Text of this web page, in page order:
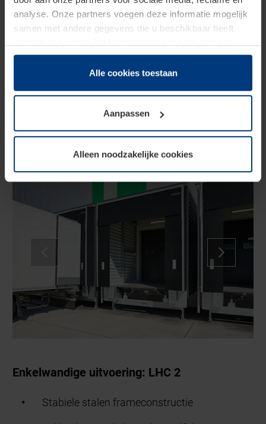
analyse. Onze partners voegen deze informatie mogelijk
samen met andere gegevens die u beschikbaar heeft
dienstverlening hebben verzameld.
Juridisch zijn wij gerechtigd om cookies op uw computer
onze pagina's absoluut noodzakelijk is. Voor alle andere
soorten cookies is uw toestemming vereist. Uw
toestemming kunt u op elk moment bij de uitleg van de
wijzigen of herroepen.
Alle cookies toestaan
Aanpassen
Alleen noodzakelijke cookies
Zodra de vrachtwagen is aangedokt, wordt de
dockshelter DAS 3 opgeblazen en dicht deze het
voertuig aan 3 zijden af.
Enkelwandige uitvoering: LHC 2
Stabiele stalen frameconstructie